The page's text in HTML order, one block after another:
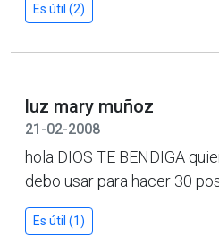
Es útil (2)
luz mary muñoz
21-02-2008
hola DIOS TE BENDIGA
debo usar para hacer 30
Es útil (1)